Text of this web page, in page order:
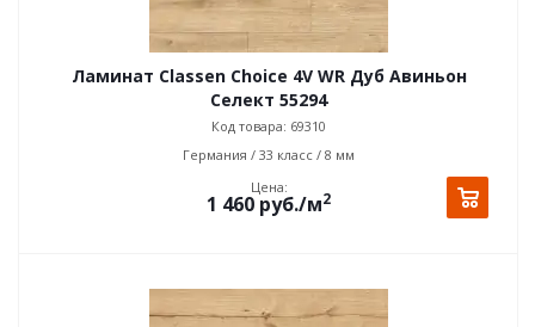
Ламинат Classen Choice 4V WR Дуб Авиньон
Селект 55294
Код товара: 69310
Германия / 33 класс / 8 мм
Цена:
1 460 руб./м2